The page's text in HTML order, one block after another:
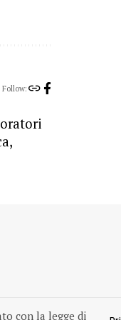
Follow:
con la legge di